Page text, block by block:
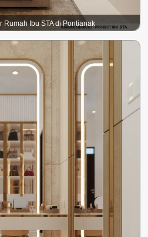
Rumah Ibu STA di Pontianak